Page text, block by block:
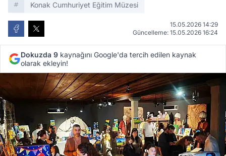
Konak Cumhuriyet Eğitim Müzesi
15.05.2026 14:29
Güncelleme: 15.05.2026 16:24
Dokuzda 9 kaynağını Google'da tercih edilen kaynak
olarak ekleyin!